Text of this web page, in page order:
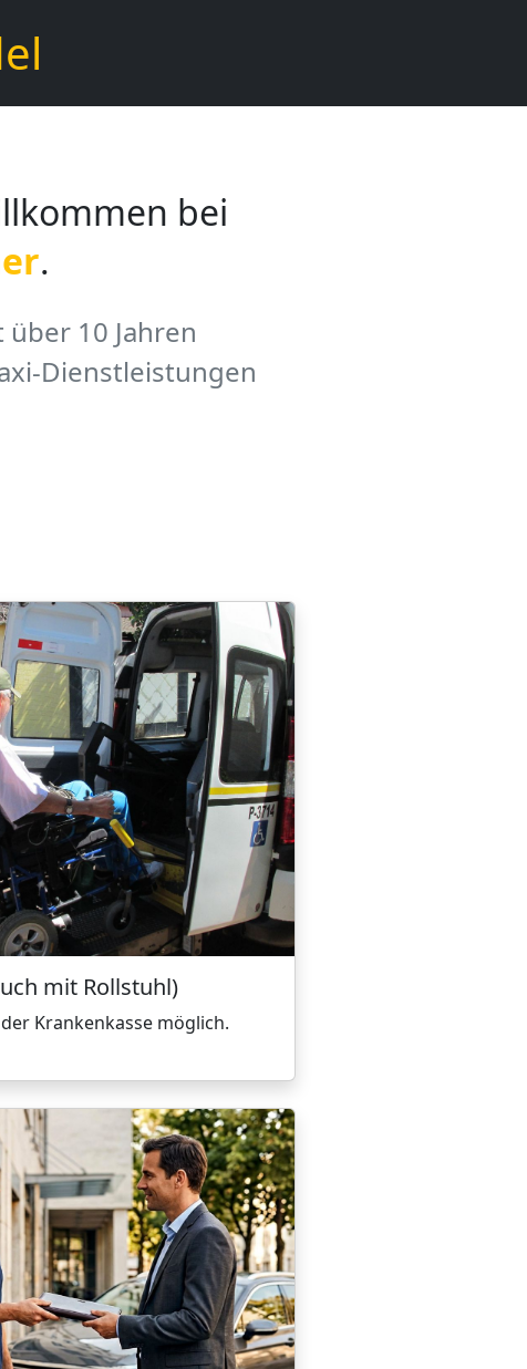
bei
.
10 Jahren
Dienstleistungen
mit Rollstuhl)
Krankenkasse möglich.